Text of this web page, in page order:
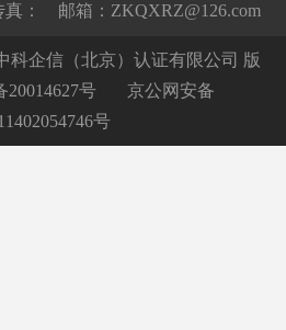
真： 邮箱：ZKQXRZ@126.com
科企信（北京）认证有限公司 版
20014627号
京公网安备
号